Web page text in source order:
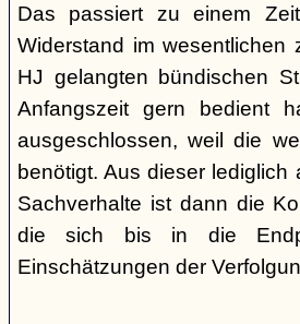
Das passiert zu einem
Widerstand im
HJ gelangten bündischen
Anfangszeit gern bedient
ausgeschlossen, weil die
benötigt. Aus dieser
Sachverhalte ist dann die
die sich bis in die
Einschätzungen der